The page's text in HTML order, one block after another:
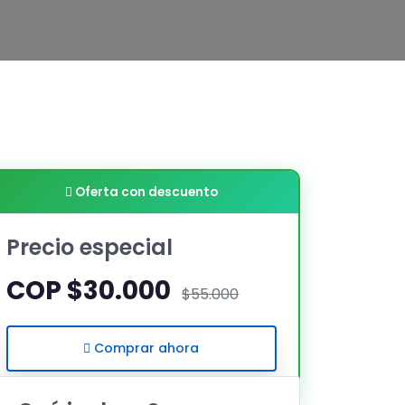
Oferta con descuento
Precio especial
COP $30.000 $55.000
Comprar ahora